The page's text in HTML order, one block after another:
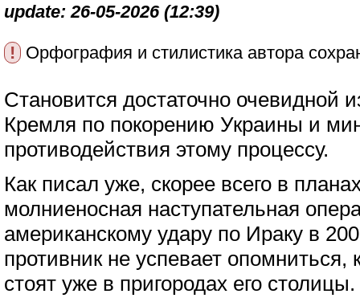
update: 26-05-2026 (12:39)
! Орфография и стилистика автора
Становится достаточно очевидной
Кремля по покорению Украины и
противодействия этому процессу.
Как писал уже, скорее всего в
молниеносная наступательная
американскому удару по Ираку в
противник не успевает
стоят уже в пригородах его